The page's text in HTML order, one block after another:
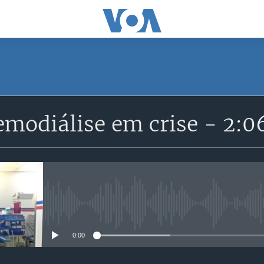
em crise -
0:00